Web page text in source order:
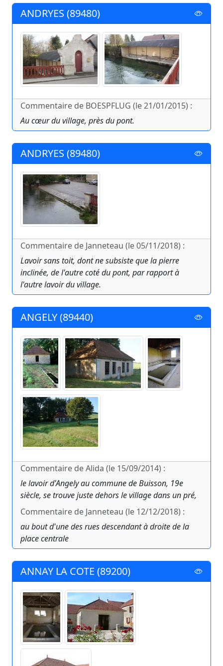
ANDRYES (89480)
Commentaire de BOESPFLUG (le 21/01/2015) :
Au cœur du village, près du pont.
ANDRYES (89480)
Commentaire de Janneteau (le 05/11/2018) :
Lavoir sans toit, dont ne subsiste que la pierre
inclinée, de l'autre coté du pont, par rapport à
l'autre lavoir du village.
ANGELY (89440)
Commentaire de Alida (le 15/09/2014) :
le lavoir d'Angely au commune de Buisson, 19e
siècle, se trouve juste dehors le village dans un pré,
Commentaire de Janneteau (le 12/12/2018) :
au bout d'une des rues descendant à droite de la
place centrale
ANNAY LA COTE (89200)